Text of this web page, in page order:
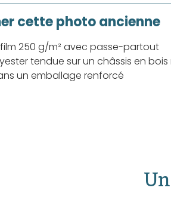
cette photo ancienne
250 g/m² avec passe-partout
tendue sur un châssis en bois
un emballage renforcé